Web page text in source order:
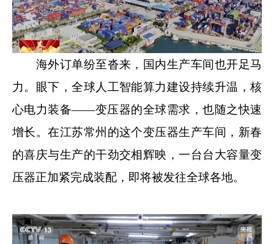
海外订单纷至沓来，国内生产车间也开足马
力。眼下，全球人工智能算力建设持续升温，核
心电力装备——变压器的全球需求，也随之快速
增长。在江苏常州的这个变压器生产车间，新春
的喜庆与生产的干劲交相辉映，一台台大容量变
压器正加紧完成装配，即将被发往全球各地。